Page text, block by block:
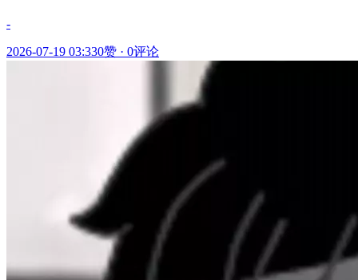
-
2026-07-19 03:330赞 · 0评论